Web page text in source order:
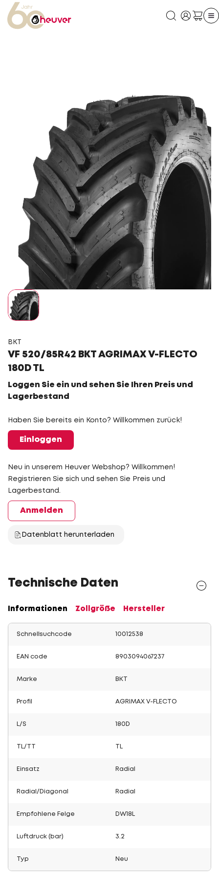
BKT
VF 520/85R42 BKT AGRIMAX V-FLECTO
180D TL
Loggen Sie ein und sehen Sie Ihren Preis und
Lagerbestand
Haben Sie bereits ein Konto? Willkommen zurück!
Einloggen
Neu in unserem Heuver Webshop? Willkommen!
Registrieren Sie sich und sehen Sie Preis und
Lagerbestand.
Anmelden
Datenblatt herunterladen
Technische Daten
Informationen Zollgröße Hersteller
Schnellsuchcode 10012538
EAN code 8903094067237
Marke BKT
Profil AGRIMAX V-FLECTO
L/S 180D
TL/TT
Einsatz Radial
Radial/Diagonal Radial
Empfohlene Felge DW18L
Luftdruck (bar) 3.2
Typ Neu